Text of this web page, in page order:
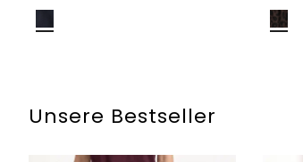
Unsere Bestseller